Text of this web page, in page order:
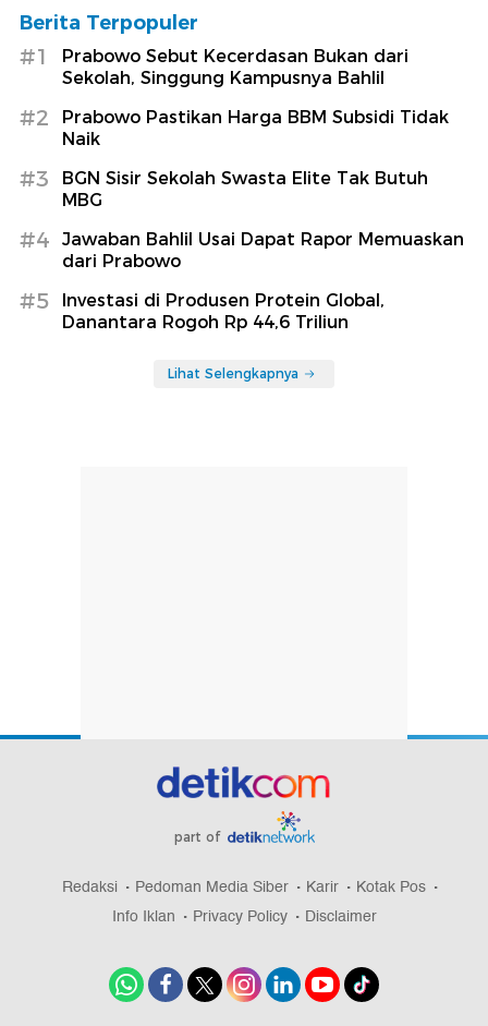
Berita Terpopuler
#1
Prabowo Sebut Kecerdasan Bukan dari
Sekolah, Singgung Kampusnya Bahlil
#2
Prabowo Pastikan Harga BBM Subsidi Tidak
Naik
#3
BGN Sisir Sekolah Swasta Elite Tak Butuh
MBG
#4
Jawaban Bahlil Usai Dapat Rapor Memuaskan
dari Prabowo
#5
Investasi di Produsen Protein Global,
Danantara Rogoh Rp 44,6 Triliun
Lihat Selengkapnya
part of
Redaksi Pedoman Media Siber Karir
Kotak Pos
Info Iklan
Privacy Policy Disclaimer